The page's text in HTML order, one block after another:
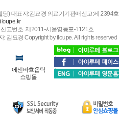
) 대표자:김묘경 의료기기판매신고:제 2394호
고번호: 제2011-서울영등포-1121호
김묘경 Copyright by iloupe. All rights reserved
에센바흐옵틱
쇼핑몰